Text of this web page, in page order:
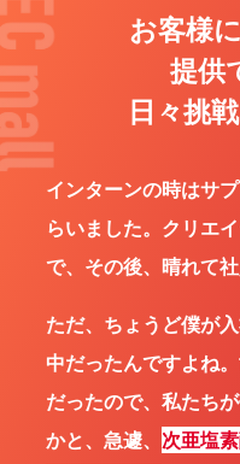
お客様
提供
日々挑
インターンの時はサ
らいました。クリエ
で、その後、晴れて
ただ、ちょうど僕が
中だったんですよね
だったので、私たち
かと、急遽、次亜塩